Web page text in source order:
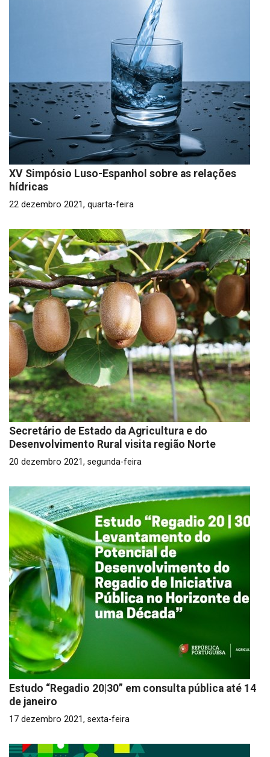
XV Simpósio Luso-Espanhol sobre as relações
hídricas
22 dezembro 2021, quarta-feira
Secretário de Estado da Agricultura e do
Desenvolvimento Rural visita região Norte
20 dezembro 2021, segunda-feira
Estudo “Regadio 20|30” em consulta pública até 14
de janeiro
17 dezembro 2021, sexta-feira